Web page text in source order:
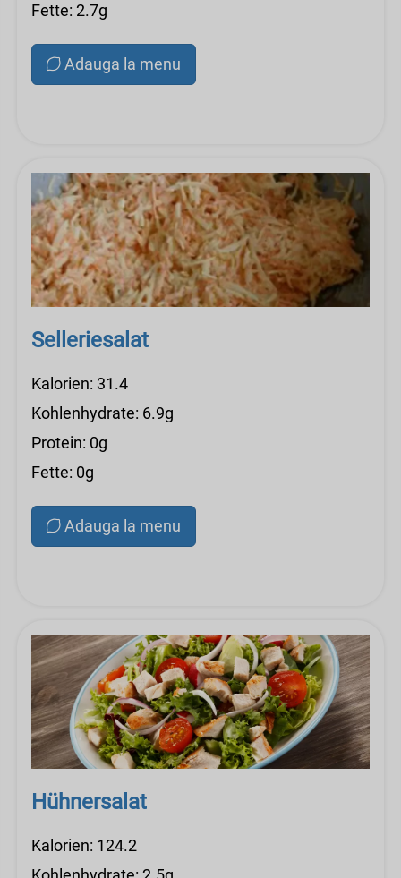
Fette: 2.7g
Adauga la menu
Selleriesalat
Kalorien: 31.4
Kohlenhydrate: 6.9g
Protein: 0g
Fette: 0g
Adauga la menu
Hühnersalat
Kalorien: 124.2